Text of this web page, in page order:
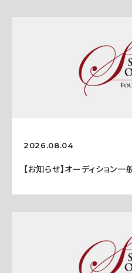
2026.08.04
【お知らせ】オーディション